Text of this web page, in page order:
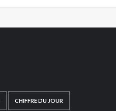
CHIFFRE DU JOUR